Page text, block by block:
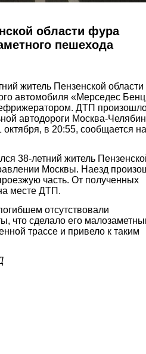
области фура
пешехода
житель Пензенской области
автомобиля «Мерседес Бенц
ДТП
автодороги Москва-
в 20:55, сообщается на
38-летний житель
Москвы. Наезд
часть. От полученных
месте ДТП.
отсутствовали
что сделало его
трассе и привело к таким